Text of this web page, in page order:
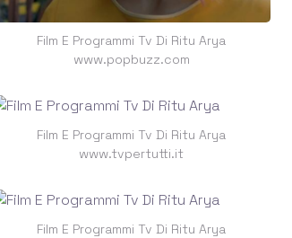
Film E Programmi Tv Di Ritu Arya
www.popbuzz.com
Film E Programmi Tv Di Ritu Arya
www.tvpertutti.it
Film E Programmi Tv Di Ritu Arya